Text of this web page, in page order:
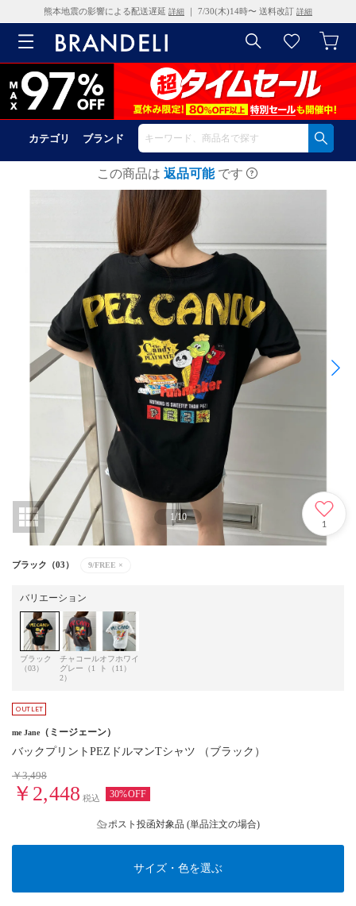
熊本地震の影響による配送遅延 詳細 ｜ 7/30(木)14時〜 送料改訂 詳細
カテゴリ ブランド
この商品は 返品可能 です
1/10
1
ブラック（03） 9/FREE ×
バリエーション
ブラック
（03）
チャコール
グレー（1
2）
オフホワイ
ト（11）
me Jane （ミージェーン）
バックプリントPEZドルマンTシャツ （ブラック）
￥3,498
￥2,448 税込 30%OFF
ポスト投函対象品 (単品注文の場合)
サイズ・色を選ぶ